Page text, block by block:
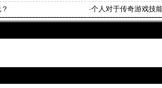
·个人对于传奇游戏技